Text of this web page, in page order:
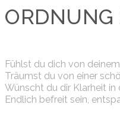
Fühlst du dich von
Träumst du von einer
Wünscht du dir Klarheit in
Endlich befreit sein,